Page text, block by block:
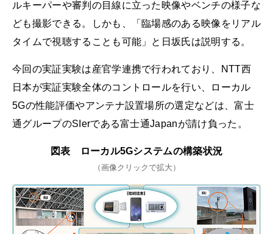
ルキーパーや審判の目線に立った映像やベンチの様子な
ども撮影できる。しかも、「臨場感のある映像をリアル
タイムで視聴することも可能」と日坂氏は説明する。
今回の実証実験は産官学連携で行われており、NTT西
日本が実証実験全体のコントロールを行い、ローカル
5Gの性能評価やアンテナ設置場所の選定などは、富士
通グループのSIerである富士通Japanが請け負った。
図表 ローカル5Gシステムの構築状況
（画像クリックで拡大）